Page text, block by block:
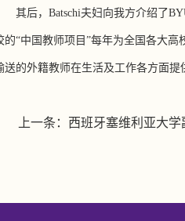
其后， Batschi夫妇向我方介绍了
的“中国教师项目 ”每年为全国各大高
送的外籍教师在生活及工作各方面提
上一条： 西班牙塞维利亚大学